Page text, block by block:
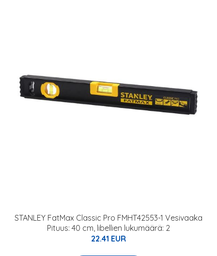
STANLEY FatMax Classic Pro FMHT42553-1 Vesivaaka
Pituus: 40 cm, libellien lukumäärä: 2
22.41 EUR